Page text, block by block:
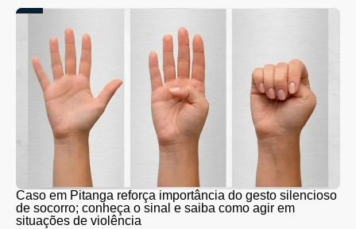
Caso em Pitanga reforça importância do gesto silencioso
de socorro; conheça o sinal e saiba como agir em
situações de violência